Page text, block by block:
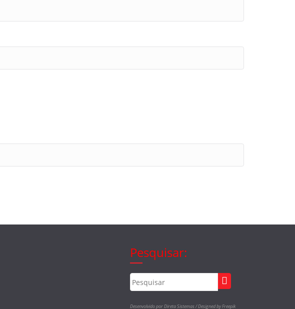
Pesquisar:
Desenvolvido por Direta Sistemas /Designed by Freepik